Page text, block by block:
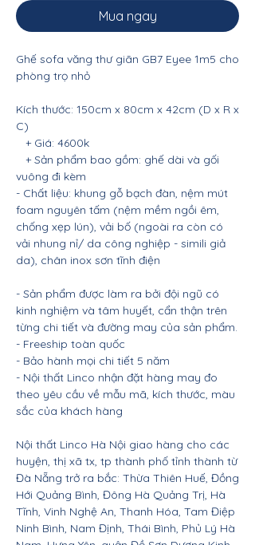
Mua ngay
Ghế sofa văng thư giãn GB7 Eyee 1m5 cho
phòng trọ nhỏ
Kích thước: 150cm x 80cm x 42cm (D x R x
C)
+ Giá: 4600k
+ Sản phẩm bao gồm: ghế dài và gối
vuông đi kèm
- Chất liệu: khung gỗ bạch đàn, nệm mút
foam nguyên tấm (nệm mềm ngồi êm,
chống xẹp lún), vải bố (ngoài ra còn có
vải nhung nỉ/ da công nghiệp - simili giả
da), chân inox sơn tĩnh điện
- Sản phẩm được làm ra bởi đội ngũ có
kinh nghiệm và tâm huyết, cẩn thận trên
từng chi tiết và đường may của sản phẩm.
- Freeship toàn quốc
- Bảo hành mọi chi tiết 5 năm
- Nội thất Linco nhận đặt hàng may đo
theo yêu cầu về mẫu mã, kích thước, màu
sắc của khách hàng
Nội thất Linco Hà Nội giao hàng cho các
huyện, thị xã tx, tp thành phố tỉnh thành từ
Đà Nẵng trở ra bắc: Thừa Thiên Huế, Đồng
Hới Quảng Bình, Đông Hà Quảng Trị, Hà
Tĩnh, Vinh Nghệ An, Thanh Hóa, Tam Điệp
Ninh Bình, Nam Định, Thái Bình, Phủ Lý Hà